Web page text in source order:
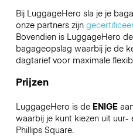
Bij LuggageHero sla je je
onze partners zijn
Bovendien is LuggageHero
bagageopslag waarbij je de
dagtarief voor maximale
Prijzen
LuggageHero is de ENIGE
waarbij je kunt kiezen uit uur-
Phillips Square.